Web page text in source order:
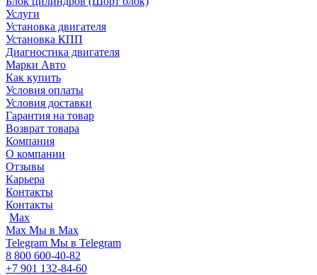
Услуги
Установка двигателя
Установка КПП
Диагностика двигателя
Марки Авто
Как купить
Условия оплаты
Условия доставки
Гарантия на товар
Возврат товара
Компания
О компании
Отзывы
Карьера
Контакты
Контакты
Max
Max Мы в Max
Telegram Мы в Telegram
8 800 600-40-82
+7 901 132-84-60